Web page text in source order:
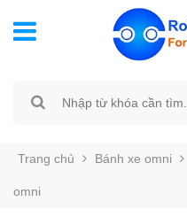
Trang chủ Bánh xe omni
omni